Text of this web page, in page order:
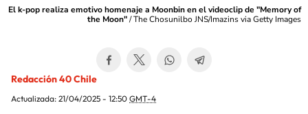
El k-pop realiza emotivo homenaje a Moonbin en el videoclip de "Memory of
the Moon"/The Chosunilbo JNS/Imazins via Getty Images
Redacción 40 Chile
Actualizada: 21/04/2025 - 12:50 GMT-4